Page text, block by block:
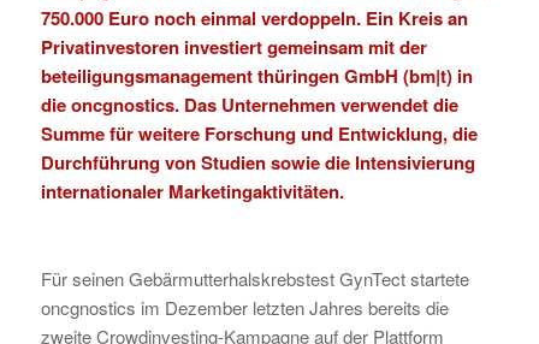
750.000 Euro noch einmal verdoppeln. Ein Kreis an
Privatinvestoren investiert gemeinsam mit der
beteiligungsmanagement thüringen GmbH (bm|t)in
die oncgnostics. Das Unternehmen verwendet die
Summe für weitere Forschung und Entwicklung, die
Durchführung von Studien sowie die Intensivierung
internationaler Marketingaktivitäten.
Für seinen Gebärmutterhalskrebstest GynTect startete
oncgnostics im Dezember letzten Jahres bereits die
zweite Crowdinvesting-Kampagne auf der Plattform